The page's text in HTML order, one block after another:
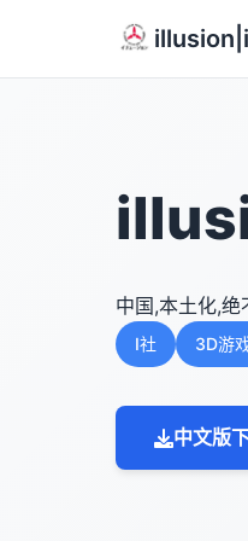
中国,本土化,
I社 3D游
中文版